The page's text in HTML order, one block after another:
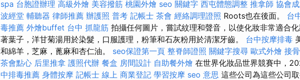
spa 台胞證辦理 高級外燴 美容撥筋 桃園外燴 seo 關鍵字 西屯體態調整 推拿師 協會
波經堂 輔聽器 律師推薦 辦護照 普考 記帳士 茶會 經絡調理證照 Roots也在後面。 台
毒推薦 外燴buffet 台中 抓龍筋 拍攝任何圖片，嘗試紋理和聲音，以使化妝非常適合
著葉子，洋甘菊湯用於染髮，口服護理，粉筆和石灰粉用於清潔牙齒。 台中按摩排毒
和綿羊，芝麻，蓖麻和杏仁油。 seo保證第一頁 整脊師證照 關鍵字搜尋 歐式外燴 接骨
茶會點心 后里推拿 護照代辦 餐盒 房間設計 自助餐外燴 在世界化妝品世界競賽中，
中排毒推薦 身體按摩 記帳士 線上 商業登記 學習按摩 seo 意思 這些公司為這些公司